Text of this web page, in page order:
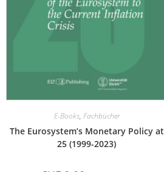
E-Books, Fachbücher
The Eurosystem’s Monetary Policy at
25 (1999-2023)